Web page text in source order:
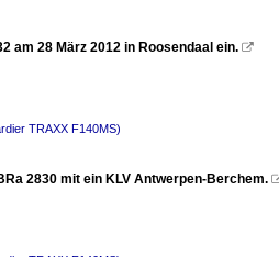
am 28 März 2012 in Roosendaal ein. 
TRAXX F140MS)
2830 mit ein KLV Antwerpen-Berchem.